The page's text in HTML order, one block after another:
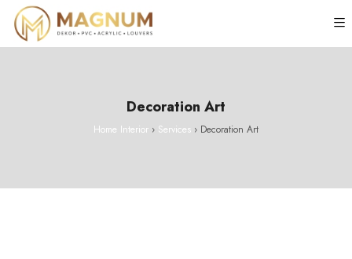
Decoration Art
Home Interior › Services › Decoration Art